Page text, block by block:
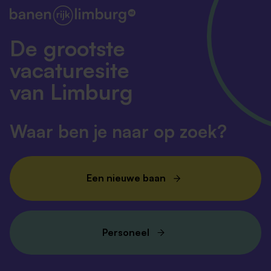
samen met de cliënt, maar ook samen met onze
zorgpartners in de omgeving.
De grootste
vacaturesite
van Limburg
Waar ben je naar op zoek?
Een nieuwe baan
Personeel